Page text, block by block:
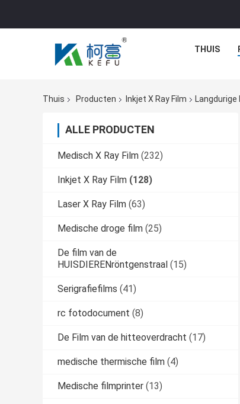
THUIS
Thuis Producten Inkjet X Ray Film
ALLE PRODUCTEN
Medisch X Ray Film (232)
Inkjet X Ray Film (128)
Laser X Ray Film (63)
Medische droge film (25)
De film van de
HUISDIERENröntgenstraal (15)
Serigrafiefilms (41)
rc fotodocument (8)
De Film van de hitteoverdracht (17)
medische thermische film (4)
Medische filmprinter (13)